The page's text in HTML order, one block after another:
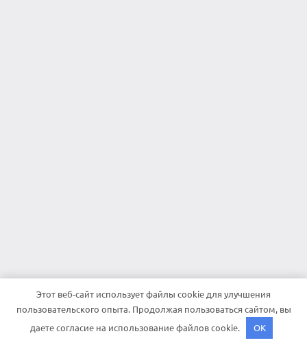
Этот веб-сайт использует файлы cookie для улучшения
пользовательского опыта. Продолжая пользоваться сайтом, вы
даете согласие на использование файлов cookie.
OK